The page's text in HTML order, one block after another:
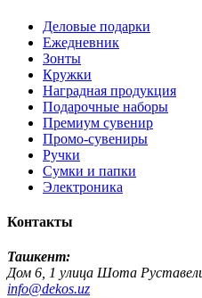
Деловые подарки
Ежедневник
Зонты
Кружки
Наградная продукция
Подарочные наборы
Премиум сувенир
Промо-сувениры
Ручки
Сумки и папки
Электроника
Контакты
Ташкент:
Дом 6, 1 улица Шота
info@dekos.uz